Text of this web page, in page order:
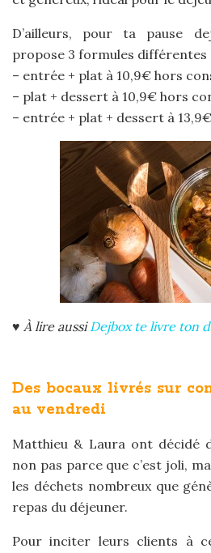
D’ailleurs, pour ta pause
propose 3 formules différentes
– entrée + plat à 10,9€ hors
– plat + dessert à 10,9€ hors
– entrée + plat + dessert à
♥ À lire aussiDejbox te livre ton
Des bocaux livrés sur
au vendredi
Matthieu & Laura ont décidé
non pas parce que c’est joli,
les déchets nombreux que
repas du déjeuner.
Pour inciter leurs clients à